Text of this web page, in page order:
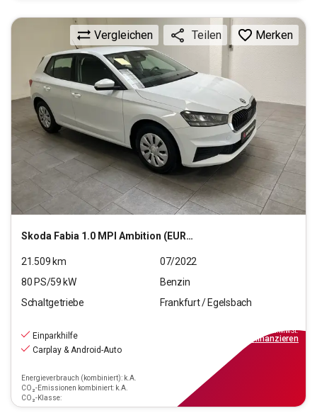
Skoda Fabia 1.0 MPI Ambition (EURO 6d)
Vergleichen Teilen Merken
21.509 km
07/2022
80 PS/59 kW
Benzin
Schaltgetriebe
Frankfurt / Egelsbach
Einparkhilfe
Carplay & Android-Auto
Energieverbrauch (kombiniert): k.A.
CO₂-Emissionen kombiniert: k.A.
CO₂-Klasse:
inkl.MwSt.
finanzieren